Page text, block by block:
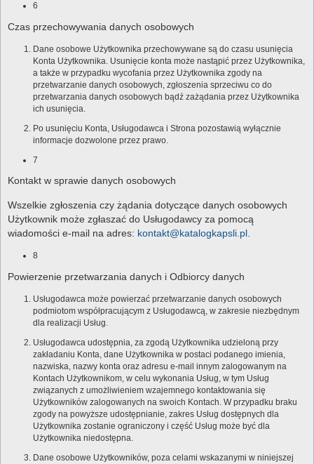
6
Czas przechowywania danych osobowych
Dane osobowe Użytkownika przechowywane są do czasu usunięcia
Konta Użytkownika. Usunięcie konta może nastąpić przez Użytkownika,
a także w przypadku wycofania przez Użytkownika zgody na
przetwarzanie danych osobowych, zgłoszenia sprzeciwu co do
przetwarzania danych osobowych bądź zażądania przez Użytkownika
ich usunięcia.
Po usunięciu Konta, Usługodawca i Strona pozostawią wyłącznie
informacje dozwolone przez prawo.
7
Kontakt w sprawie danych osobowych
Wszelkie zgłoszenia czy żądania dotyczące danych osobowych
Użytkownik może zgłaszać do Usługodawcy za pomocą
wiadomości e-mail na adres: kontakt@katalogkapsli.pl
8
Powierzenie przetwarzania danych i Odbiorcy danych
Usługodawca może powierzać przetwarzanie danych osobowych
podmiotom współpracującym z Usługodawcą, w zakresie niezbędnym
dla realizacji Usług.
Usługodawca udostępnia, za zgodą Użytkownika udzieloną przy
zakładaniu Konta, dane Użytkownika w postaci podanego imienia,
nazwiska, nazwy konta oraz adresu e-mail innym zalogowanym na
Kontach Użytkownikom, w celu wykonania Usług, w tym Usług
związanych z umożliwieniem wzajemnego kontaktowania się
Użytkowników zalogowanych na swoich Kontach. W przypadku braku
zgody na powyższe udostępnianie, zakres Usług dostępnych dla
Użytkownika zostanie ograniczony i część Usług może być dla
Użytkownika niedostępna.
Dane osobowe Użytkowników, poza celami wskazanymi w niniejszej